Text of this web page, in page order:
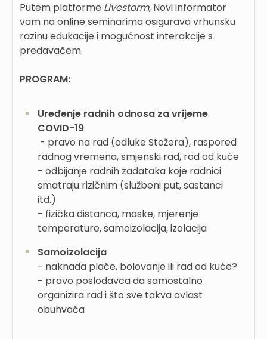
Putem platforme Livestorm, Novi informator
vam na online seminarima osigurava vrhunsku
razinu edukacije i mogućnost interakcije s
predavačem.
PROGRAM:
Uređenje radnih odnosa za vrijeme
COVID-19
- pravo na rad (odluke Stožera), raspored
radnog vremena, smjenski rad, rad od kuće
- odbijanje radnih zadataka koje radnici
smatraju rizičnim (službeni put, sastanci
itd.)
- fizička distanca, maske, mjerenje
temperature, samoizolacija, izolacija
Samoizolacija
- naknada plaće, bolovanje ili rad od kuće? ­
- pravo poslodavca da samostalno
organizira rad i što sve takva ovlast
obuhvaća